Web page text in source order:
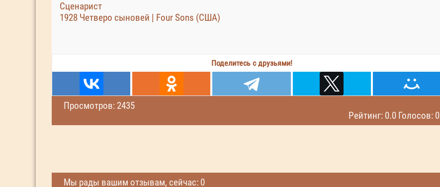
Сценарист
1928 Четверо сыновей | Four Sons (США)
Поделитесь с друзьями!
Просмотров: 2435
Рейтинг: 0.0 Голосов: 0
Мы рады вашим отзывам, сейчас: 0